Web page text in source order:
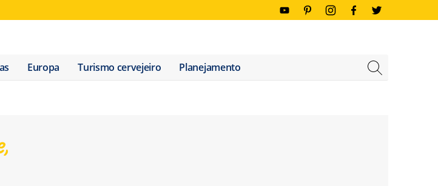
Europa Turismo cervejeiro Planejamento
viagem com cultura, história e